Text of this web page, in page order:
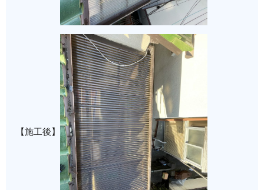
【施工後】